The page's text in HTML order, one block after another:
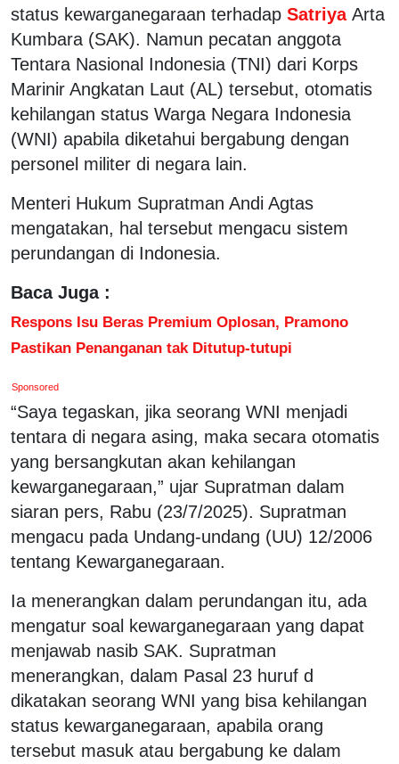
status kewarganegaraan terhadap Satriya Arta
Kumbara (SAK). Namun pecatan anggota
Tentara Nasional Indonesia (TNI) dari Korps
Marinir Angkatan Laut (AL) tersebut, otomatis
kehilangan status Warga Negara Indonesia
(WNI) apabila diketahui bergabung dengan
personel militer di negara lain.
Menteri Hukum Supratman Andi Agtas
mengatakan, hal tersebut mengacu sistem
perundangan di Indonesia.
Baca Juga :
Respons Isu Beras Premium Oplosan, Pramono
Pastikan Penanganan tak Ditutup-tutupi
Sponsored
“Saya tegaskan, jika seorang WNI menjadi
tentara di negara asing, maka secara otomatis
yang bersangkutan akan kehilangan
kewarganegaraan,” ujar Supratman dalam
siaran pers, Rabu (23/7/2025). Supratman
mengacu pada Undang-undang (UU) 12/2006
tentang Kewarganegaraan.
Ia menerangkan dalam perundangan itu, ada
mengatur soal kewarganegaraan yang dapat
menjawab nasib SAK. Supratman
menerangkan, dalam Pasal 23 huruf d
dikatakan seorang WNI yang bisa kehilangan
status kewarganegaraan, apabila orang
tersebut masuk atau bergabung ke dalam